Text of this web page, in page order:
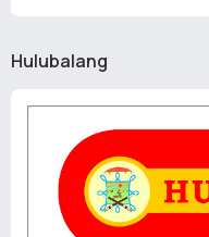
Hulubalang